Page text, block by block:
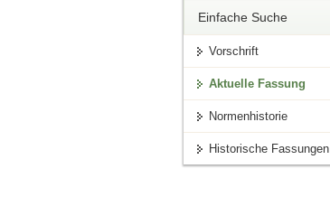
Einfache Suche
Vorschrift
Aktuelle Fassung
Normenhistorie
Historische Fassungen